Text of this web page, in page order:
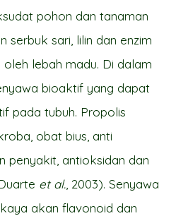
pohon dan tanaman
serbuk sari, lilin dan enzim
lebah madu. Di dalam
bioaktif yang dapat
pada tubuh. Propolis
obat bius, anti
penyakit, antioksidan dan
et al. , 2003). Senyawa
akan flavonoid dan